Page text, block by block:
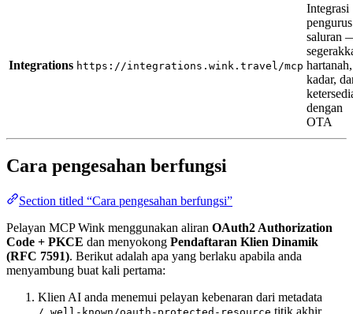
Integrations https://integrations.wink.travel/mcp
Integrasi
pengurus
saluran
hartanah,
kadar,
dengan
OTA
Cara pengesahan berfungsi
Section titled “Cara pengesahan berfungsi”
Pelayan MCP Wink menggunakan aliran OAuth2 Authorization
Code + PKCE dan menyokong Pendaftaran Klien Dinamik
(RFC 7591). Berikut adalah apa yang berlaku apabila anda
menyambung buat kali pertama:
Klien AI anda menemui pelayan kebenaran dari metadata
/.well-known/oauth-protected-resource titik akhir